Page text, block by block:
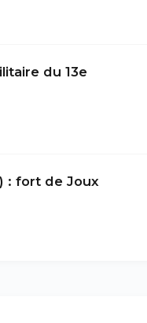
du 13e
: fort de Joux